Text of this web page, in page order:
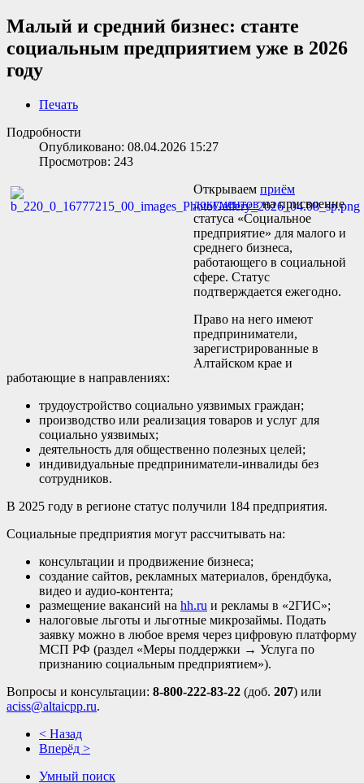
Малый и средний бизнес: станте
социальным предприятием уже в 2026
году
Печать
Подробности
Опубликовано: 08.04.2026 15:27
Просмотров: 243
Открываем приём
документовна присвоение
статуса «Социальное
предприятие» для малого и
среднего бизнеса,
работающего в социальной
сфере. Статус
подтверждается ежегодно.
Право на него имеют
предприниматели,
зарегистрированные в
Алтайском крае и
работающие в направлениях:
трудоустройство социально уязвимых граждан;
производство или реализация товаров и услуг для
социально уязвимых;
деятельность для общественно полезных целей;
индивидуальные предприниматели-инвалиды без
сотрудников.
В 2025 году в регионе статус получили 184 предприятия.
Социальные предприятия могут рассчитывать на:
консультации и продвижение бизнеса;
создание сайтов, рекламных материалов, брендбука,
видео и аудио-контента;
размещение вакансий на hh.ru и рекламы в «2ГИС»;
налоговые льготы и льготные микрозаймы. Подать
заявку можно в любое время через цифровую платформу
МСП РФ (раздел «Меры поддержки → Услуга по
признанию социальным предприятием»).
Вопросы и консультации: 8-800-222-83-22 (доб. 207) или
aciss@altaicpp.ru.
< Назад
Вперёд >
Умный поиск